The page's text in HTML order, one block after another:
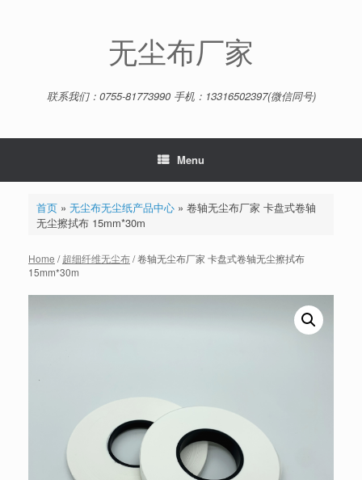
无尘布厂家
联系我们：0755-81773990 手机：13316502397(微信同号)
Menu
首页» 无尘布无尘纸产品中心» 卷轴无尘布厂家 卡盘式卷轴
无尘擦拭布 15mm*30m
Home /超细纤维无尘布/ 卷轴无尘布厂家 卡盘式卷轴无尘擦拭布
15mm*30m